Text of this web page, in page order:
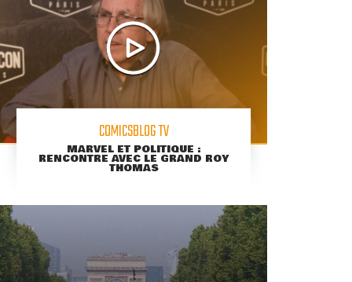
COMICSBLOG TV
MARVEL ET POLITIQUE :
RENCONTRE AVEC LE GRAND ROY
THOMAS